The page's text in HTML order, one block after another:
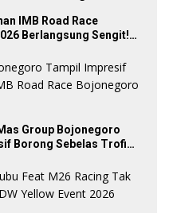
IMB Road Race
Berlangsung Sengit!
Group Bojonegoro
Sebelas Trofi